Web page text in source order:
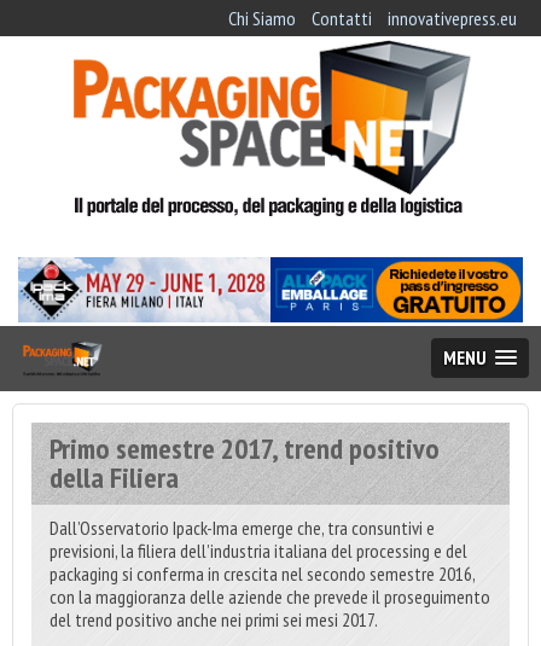
Chi Siamo Contatti innovativepress.eu
MENU
Primo semestre 2017, trend positivo
della Filiera
Dall’Osservatorio Ipack-Ima emerge che, tra consuntivi e
previsioni, la filiera dell’industria italiana del processing e del
packaging si conferma in crescita nel secondo semestre 2016,
con la maggioranza delle aziende che prevede il proseguimento
del trend positivo anche nei primi sei mesi 2017.